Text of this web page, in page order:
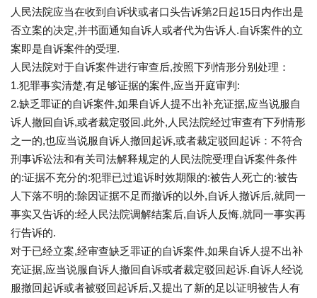
人民法院应当在收到自诉状或者口头告诉第2日起15日内作出是
否立案的决定,并书面通知自诉人或者代为告诉人.自诉案件的立
案即是自诉案件的受理.
人民法院对于自诉案件进行审查后,按照下列情形分别处理：
1.犯罪事实清楚,有足够证据的案件,应当开庭审判:
2.缺乏罪证的自诉案件,如果自诉人提不出补充证据,应当说服自
诉人撤回自诉,或者裁定驳回.此外,人民法院经过审查有下列情形
之一的,也应当说服自诉人撤回起诉,或者裁定驳回起诉：不符合
刑事诉讼法和有关司法解释规定的人民法院受理自诉案件条件
的:证据不充分的:犯罪已过追诉时效期限的:被告人死亡的:被告
人下落不明的:除因证据不足而撤诉的以外,自诉人撤诉后,就同一
事实又告诉的:经人民法院调解结案后,自诉人反悔,就同一事实再
行告诉的.
对于已经立案,经审查缺乏罪证的自诉案件,如果自诉人提不出补
充证据,应当说服自诉人撤回自诉或者裁定驳回起诉.自诉人经说
服撤回起诉或者被驳回起诉后,又提出了新的足以证明被告人有